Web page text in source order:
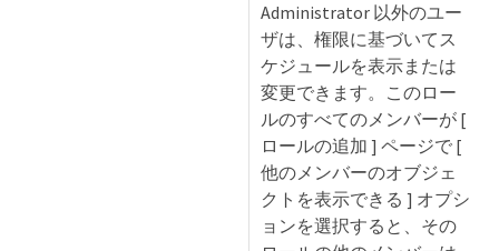
Administrator 以外のユー
ザは、権限に基づいてス
ケジュールを表示または
変更できます。このロー
ルのすべてのメンバーが [
ロールの追加 ] ページで [
他のメンバーのオブジェ
クトを表示できる ] オプシ
ョンを選択すると、その